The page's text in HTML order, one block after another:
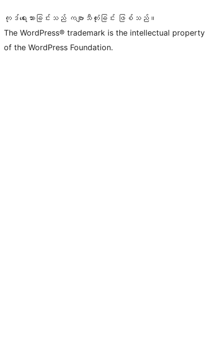
ကုဒ်ရေးသားခြင်းသည် ကဗျာသီကုံးခြင်း ဖြစ်သည်။
The WordPress® trademark is the intellectual property
of the WordPress Foundation.